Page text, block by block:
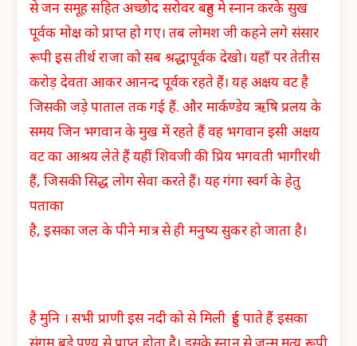
से जन समूह सहित अच्छोद सरोवर बहुत मे स्नान करके सुख
पूर्वक मोक्ष को प्राप्त हो गए। तब लोमश जी कहने लगे संसार
रूपी इस तीर्थ राजा को सब श्रद्धापूर्वक देखो। यहाँ पर तेतीस
करोड़ देवता आकर आनन्द पूर्वक रहते हैं। यह अक्षय वट है
जिसकी जड़े पाताल तक गई हैं. और मार्कण्डेय ऋषि प्रलय के
समय जिन भगवान के मुख में रहते हैं वह भगवान इसी अक्षय
वट का आश्रय लेते हैं यहीं शिवजी की प्रिय भगवती भागीरथी
हैं, जिसकी सिद्ध लोग सेवा करते हैं। यह गंगा स्वर्ग के हेतु
पताका
है, इसका जल के पीने मात्र से ही मनुष्य सुकर हो जाता है।
है मुनि । सभी प्राणी इस नदी को से मिली हुई पाते हैं इसका